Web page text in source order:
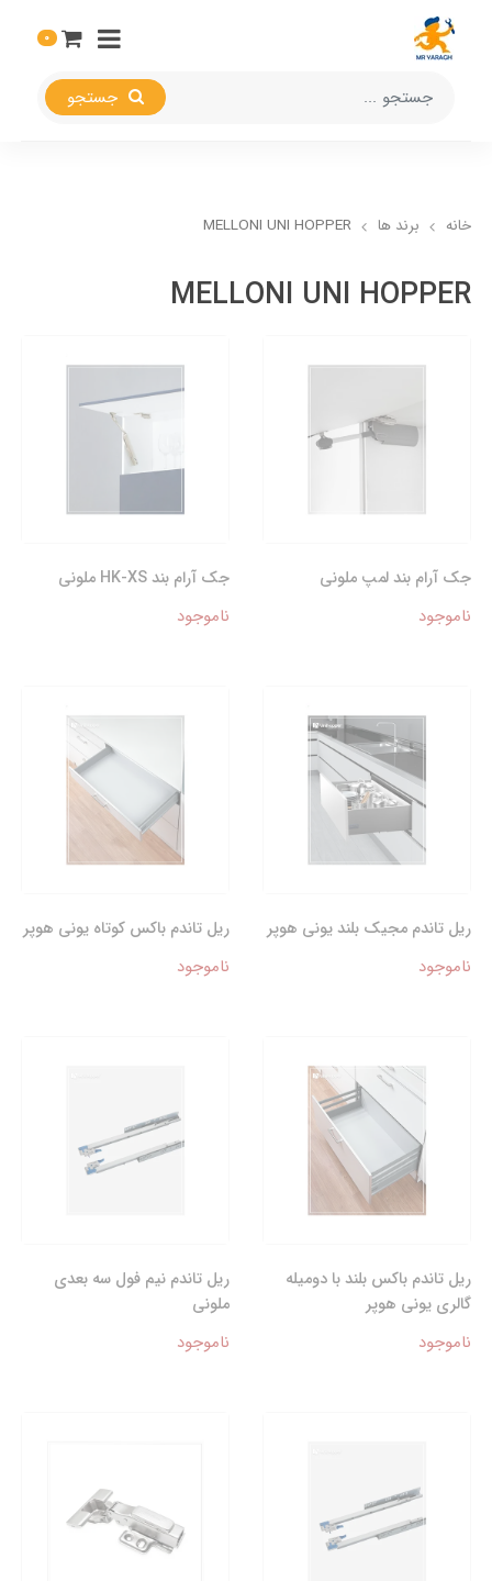
0
خانه برند ها MELLONI UNI HOPPER
MELLONI UNI HOPPER
جک آرام بند لمپ ملونی
ناموجود
جک آرام بند HK-XS ملونی
ناموجود
ریل تاندم مجیک بلند یونی هوپر
ناموجود
ریل تاندم باکس کوتاه یونی هوپر
ناموجود
ریل تاندم باکس بلند با دومیله
گالری یونی هوپر
ناموجود
ریل تاندم نیم فول سه بعدی
ملونی
ناموجود